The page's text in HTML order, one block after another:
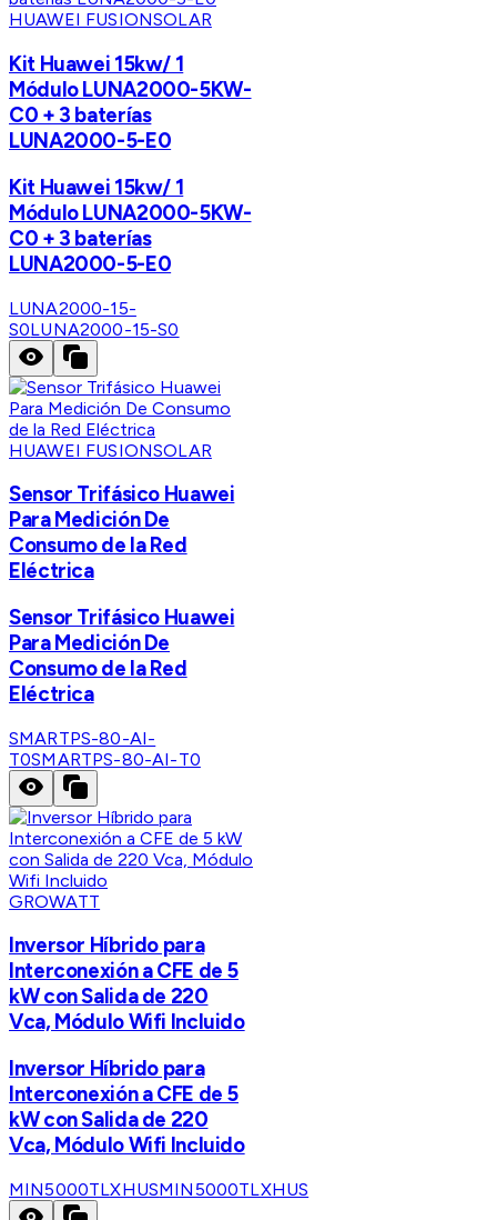
HUAWEI FUSIONSOLAR
Kit Huawei 15kw/ 1
Módulo LUNA2000-5KW-
C0 + 3 baterías
LUNA2000-5-E0
Kit Huawei 15kw/ 1
Módulo LUNA2000-5KW-
C0 + 3 baterías
LUNA2000-5-E0
LUNA2000-15-
S0LUNA2000-15-S0
HUAWEI FUSIONSOLAR
Sensor Trifásico Huawei
Para Medición De
Consumo de la Red
Eléctrica
Sensor Trifásico Huawei
Para Medición De
Consumo de la Red
Eléctrica
SMARTPS-80-AI-
T0SMARTPS-80-AI-T0
GROWATT
Inversor Híbrido para
Interconexión a CFE de 5
kW con Salida de 220
Vca, Módulo Wifi Incluido
Inversor Híbrido para
Interconexión a CFE de 5
kW con Salida de 220
Vca, Módulo Wifi Incluido
MIN5000TLXHUSMIN5000TLXHUS